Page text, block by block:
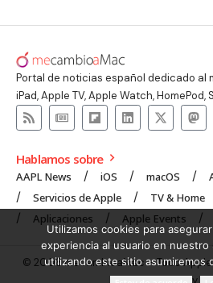
Portal de noticias español dedicado al
iPad, Apple TV, Apple Watch,
Hablamos sobre
AAPL News iOS macOS
Servicios de Apple
TV & Home
Aplicaciones
Apple Events
© 2008 mecambioaMac – Todo
Agency.
Utilizamos cookies para
experiencia al usuario en
utilizando este sitio asumiremos